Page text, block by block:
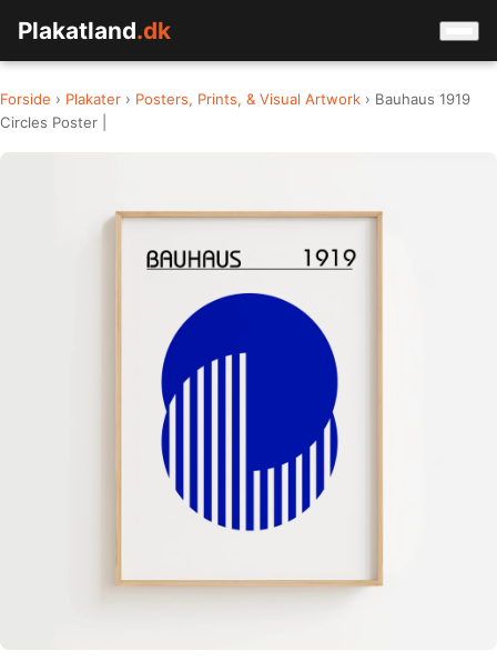
Plakatland.dk
Forside › Plakater › Posters, Prints, & Visual Artwork › Bauhaus 1919
Circles Poster |